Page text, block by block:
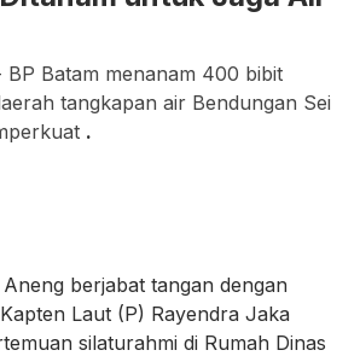
Batam menanam 400 bibit
tangkapan air Bendungan Sei
.